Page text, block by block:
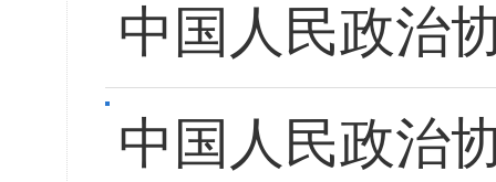
中国人民政治
中国人民政治